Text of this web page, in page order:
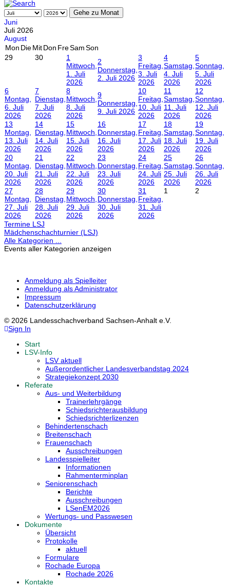
Gehe zu Monat
Juni
Juli 2026
August
Mon DieMitDon FreSamSon
29
30
1
Mittwoch,
1. Juli
2026
2
Donnerstag,
2. Juli 2026
3
Freitag,
3. Juli
2026
4
Samstag,
4. Juli
2026
5
Sonntag,
5. Juli
2026
6
Montag,
6. Juli
2026
7
Dienstag,
7. Juli
2026
8
Mittwoch,
8. Juli
2026
9
Donnerstag,
9. Juli 2026
10
Freitag,
10. Juli
2026
11
Samstag,
11. Juli
2026
12
Sonntag,
12. Juli
2026
13
Montag,
13. Juli
2026
14
Dienstag,
14. Juli
2026
15
Mittwoch,
15. Juli
2026
16
Donnerstag,
16. Juli
2026
17
Freitag,
17. Juli
2026
18
Samstag,
18. Juli
2026
19
Sonntag,
19. Juli
2026
20
Montag,
20. Juli
2026
21
Dienstag,
21. Juli
2026
22
Mittwoch,
22. Juli
2026
23
Donnerstag,
23. Juli
2026
24
Freitag,
24. Juli
2026
25
Samstag,
25. Juli
2026
26
Sonntag,
26. Juli
2026
27
Montag,
27. Juli
2026
28
Dienstag,
28. Juli
2026
29
Mittwoch,
29. Juli
2026
30
Donnerstag,
30. Juli
2026
31
Freitag,
31. Juli
2026
1 2
Termine LSJ
Mädchenschachturnier (LSJ)
Alle Kategorien ...
Events aller Kategorien anzeigen
Anmeldung als Spielleiter
Anmeldung als Administrator
Impressum
Datenschutzerklärung
© 2026 Landesschachverband Sachsen-Anhalt e.V.
Sign In
Start
LSV-Info
LSV aktuell
Außerordentlicher Landesverbandstag 2024
Strategiekonzept 2030
Referate
Aus- und Weiterbildung
Trainerlehrgänge
Schiedsrichterausbildung
Schiedsrichterlizenzen
Behindertenschach
Breitenschach
Frauenschach
Ausschreibungen
Landesspielleiter
Informationen
Rahmenterminplan
Seniorenschach
Berichte
Ausschreibungen
LSenEM2026
Wertungs- und Passwesen
Dokumente
Übersicht
Protokolle
aktuell
Formulare
Rochade Europa
Rochade 2026
Kontakte